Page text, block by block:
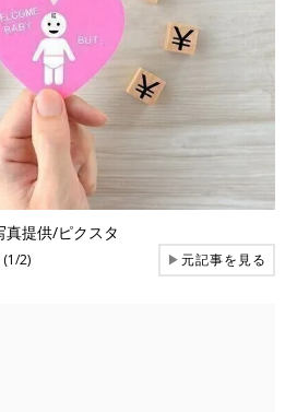
提供/ピクスタ
(1/2) ▶元記事を見る